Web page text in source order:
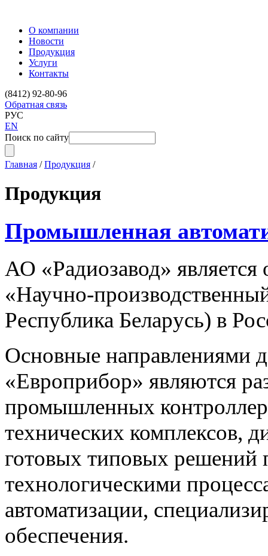
О компании
Новости
Продукция
Услуги
Контакты
(8412) 92-80-96
Обратная связь
РУС
EN
Поиск по сайту
Главная /Продукция /
Продукция
Промышленная
АО «Радиозавод»
«Научно-
Республика Беларусь) в
Основные
«Европрибор» являются
промышленных
технических комплексов,
готовых типовых решений
технологическими
автоматизации,
обеспечения.